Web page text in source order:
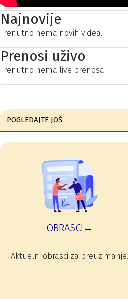
Najnovije
Trenutno nema novih videa.
Prenosi uživo
Trenutno nema live prenosa.
POGLEDAJTE JOŠ
OBRASCI→
Aktuelni obrasci za preuzimanje.